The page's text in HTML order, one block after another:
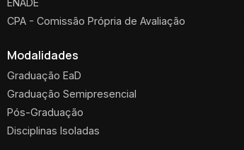
ENADE
CPA - Comissão Própria de Avaliação
Modalidades
Graduação EaD
Graduação Semipresencial
Pós-Graduação
Disciplinas Isoladas